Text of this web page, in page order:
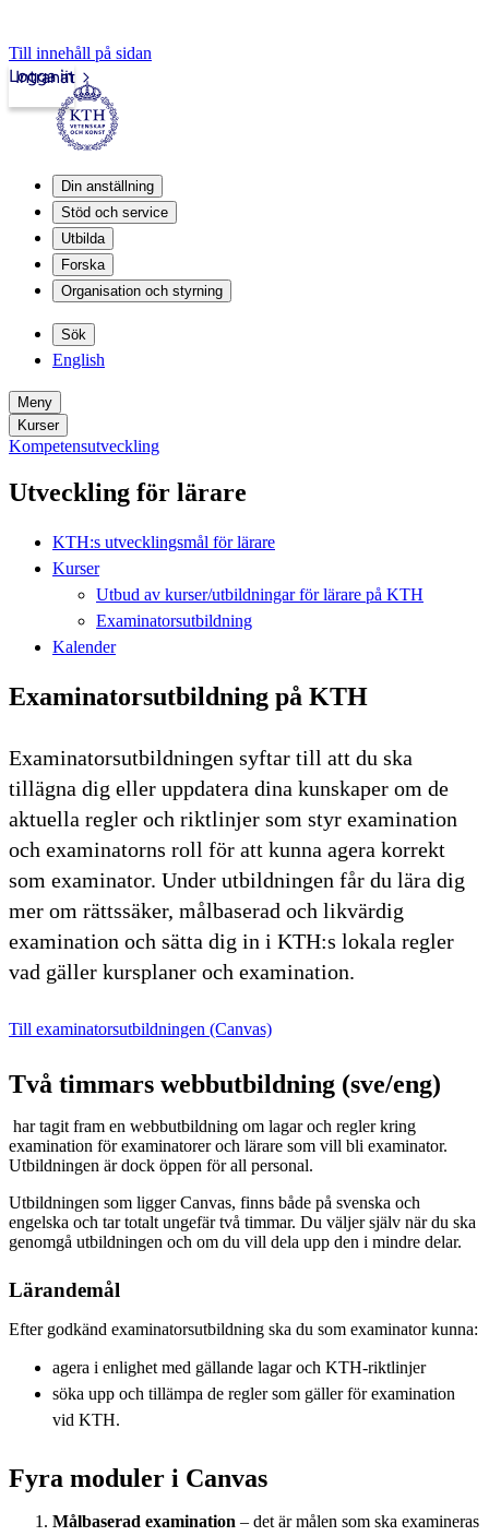
Till innehåll på sidan
Intranät
Logga in
Din anställning
Stöd och service
Utbilda
Forska
Organisation och styrning
Sök
English
Meny
Kurser
Kompetensutveckling
Utveckling för lärare
KTH:s utvecklingsmål för lärare
Kurser
Utbud av kurser/utbildningar för lärare på KTH
Examinatorsutbildning
Kalender
Examinatorsutbildning på KTH
Examinatorsutbildningen syftar till att du ska
tillägna dig eller uppdatera dina kunskaper om de
aktuella regler och riktlinjer som styr examination
och examinatorns roll för att kunna agera korrekt
som examinator. Under utbildningen får du lära dig
mer om rättssäker, målbaserad och likvärdig
examination och sätta dig in i KTH:s lokala regler
vad gäller kursplaner och examination.
Till examinatorsutbildningen (Canvas)
Två timmars webbutbildning (sve/eng)
har tagit fram en webbutbildning om lagar och regler kring
examination för examinatorer och lärare som vill bli examinator.
Utbildningen är dock öppen för all personal.
Utbildningen som ligger Canvas, finns både på svenska och
engelska och tar totalt ungefär två timmar. Du väljer själv när du ska
genomgå utbildningen och om du vill dela upp den i mindre delar.
Lärandemål
Efter godkänd examinatorsutbildning ska du som examinator kunna:
agera i enlighet med gällande lagar och KTH-riktlinjer
söka upp och tillämpa de regler som gäller för examination
vid KTH.
Fyra moduler i Canvas
Målbaserad examination – det är målen som ska examineras